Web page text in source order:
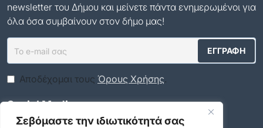
Σεβόμαστε την ιδιωτικότητά σας
newsletter του Δήμου και μείνετε πάντα ενημερωμένοι για
όλα όσα συμβαίνουν στον δήμο μας!
Αποδέχομαι τους Όρους Χρήσης.
Social Media